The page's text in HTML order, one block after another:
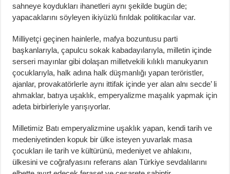
sahneye koydukları ihanetleri aynı şekilde bugün de;
yapacaklarını söyleyen ikiyüzlü fırıldak politikacılar var.
Milliyetçi geçinen hainlerle, mafya bozuntusu parti
başkanlarıyla, çapulcu sokak kabadayılarıyla, milletin içinde
serseri mayınlar gibi dolaşan milletvekili kılıklı manukyanın
çocuklarıyla, halk adına halk düşmanlığı yapan teröristler,
ajanlar, provakatörlerle aynı ittifak içinde yer alan alnı secde’ li
ahmaklar, batıya uşaklık, emperyalizme maşalık yapmak için
adeta birbirleriyle yarışıyorlar.
Milletimiz Batı emperyalizmine uşaklık yapan, kendi tarih ve
medeniyetinden kopuk bir ülke isteyen yuvarlak masa
çocukları ile tarih ve kültürünü, medeniyet ve ahlakını,
ülkesini ve coğrafyasını referans alan Türkiye sevdalılarını